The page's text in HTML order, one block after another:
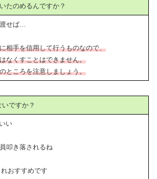
たのめるんですか？
せば…
相手を信用して行うものなので、
なくすことはできません。
ところを注意しましょう。
ですか？
い
叩き落されるね
れおすすめです